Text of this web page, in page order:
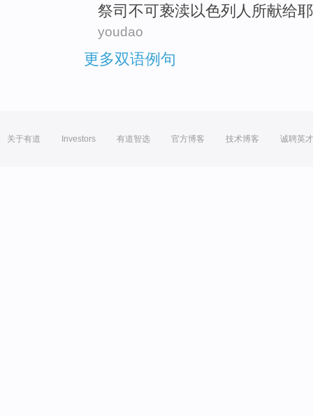
祭司 不可亵渎以色列 人所献给
youdao
更多双语例句
关于有道 Investors 有道智选 官方博客 技术博客 诚聘英才